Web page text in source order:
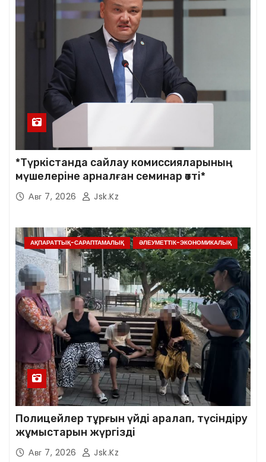
*Түркістанда сайлау комиссияларының
мүшелеріне арналған семинар өтті*
Авг 7, 2026 Jsk.kz
АҚПАРАТТЫҚ-САРАПТАМАЛЫҚ ӘЛЕУМЕТТІК-ЭКОНОМИКАЛЫҚ
Полицейлер тұрғын үйді аралап, түсіндіру
жұмыстарын жүргізді
Авг 7, 2026 Jsk.kz